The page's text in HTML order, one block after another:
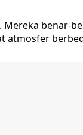
Mereka benar-
atmosfer